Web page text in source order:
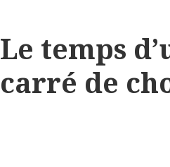
Le temps
carré de